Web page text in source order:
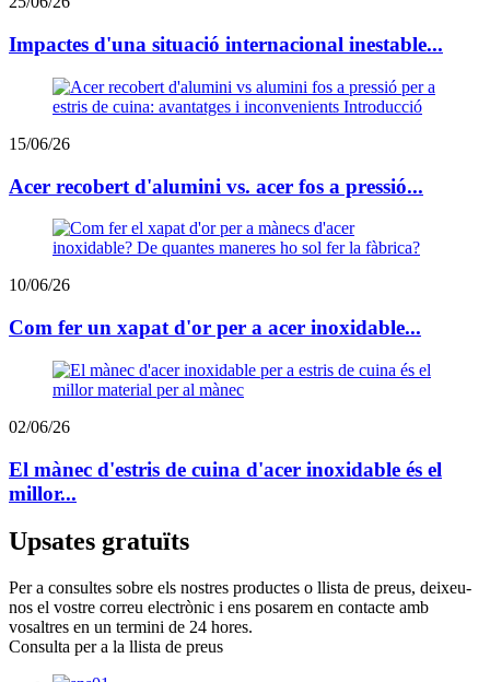
Impactes d'una situació internacional inestable...
15/06/26
Acer recobert d'alumini vs. acer fos a pressió...
10/06/26
Com fer un xapat d'or per a acer inoxidable...
02/06/26
El mànec d'estris de cuina d'acer inoxidable és el
millor...
Upsates gratuïts
Per a consultes sobre els nostres productes o llista de preus, deixeu-
nos el vostre correu electrònic i ens posarem en contacte amb
vosaltres en un termini de 24 hores.
Consulta per a la llista de preus